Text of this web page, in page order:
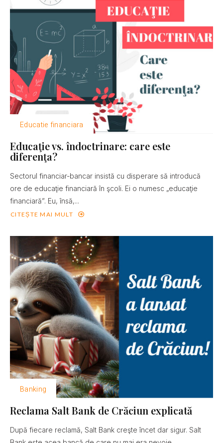
Educatie financiara
Educaţie vs. îndoctrinare: care este
diferenţa?
Sectorul financiar-bancar insistă cu disperare să introducă
ore de educaţie financiară în şcoli. Ei o numesc „educaţie
financiară”. Eu, însă,...
CITEȘTE MAI MULT
Banking
Reclama Salt Bank de Crăciun explicată
După fiecare reclamă, Salt Bank creşte încet dar sigur. Salt